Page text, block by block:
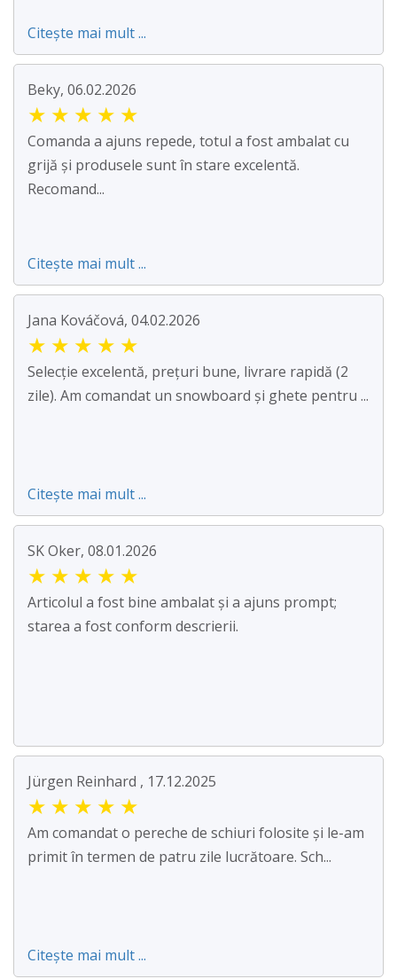
Citește mai mult ...
Beky, 06.02.2026
★ ★ ★ ★ ★
Comanda a ajuns repede, totul a fost ambalat cu
grijă și produsele sunt în stare excelentă.
Recomand...
Citește mai mult ...
Jana Kováčová, 04.02.2026
★ ★ ★ ★ ★
Selecție excelentă, prețuri bune, livrare rapidă (2
zile). Am comandat un snowboard și ghete pentru ...
Citește mai mult ...
SK Oker, 08.01.2026
★ ★ ★ ★ ★
Articolul a fost bine ambalat și a ajuns prompt;
starea a fost conform descrierii.
Jürgen Reinhard , 17.12.2025
★ ★ ★ ★ ★
Am comandat o pereche de schiuri folosite și le-am
primit în termen de patru zile lucrătoare. Sch...
Citește mai mult ...